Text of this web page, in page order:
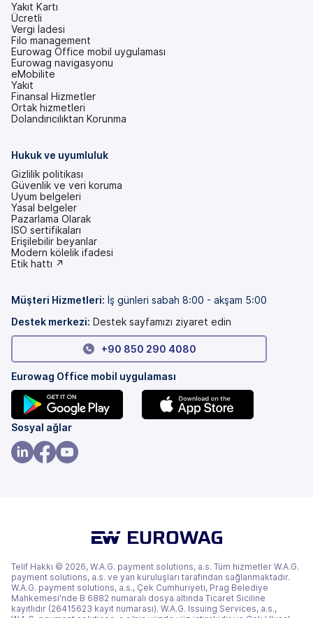
Yakıt Kartı
Ücretli
Vergi İadesi
Filo management
Eurowag Office mobil uygulaması
Eurowag navigasyonu
eMobilite
Yakıt
Finansal Hizmetler
Ortak hizmetleri
Dolandırıcılıktan Korunma
Hukuk ve uyumluluk
Gizlilik politikası
Güvenlik ve veri koruma
Uyum belgeleri
Yasal belgeler
Pazarlama Olarak
ISO sertifikaları
Erişilebilir beyanlar
(yeni
bir
Modern kölelik ifadesi
(yeni
Etik hattı ↗
Müşteri Hizmetleri: İş günleri sabah 8:00 - akşam 5:00
Destek merkezi: Destek sayfamızı ziyaret edin
+90 850 290 4080
Eurowag Office mobil uygulaması
(yeni
bir
sekmede)
Sosyal ağlar
Telif Hakkı © 2026, W.A.G. payment solutions, a.s. Tüm hizmetler W.A.G.
payment solutions, a.s. ve yan kuruluşları tarafından sağlanmaktadır.
W.A.G. payment solutions, a.s., Çek Cumhuriyeti, Prag Belediye
Mahkemesi'nde B 6882 numaralı dosya altında Ticaret Siciline
kayıtlıdır (26415623 kayıt numarası). W.A.G. Issuing Services, a.s.,